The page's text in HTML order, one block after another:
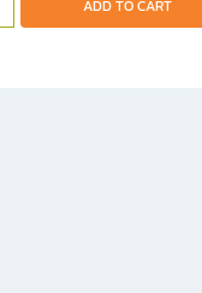
ADD TO CART